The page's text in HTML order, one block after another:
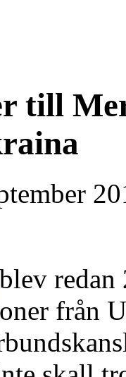
till
blev redan
från